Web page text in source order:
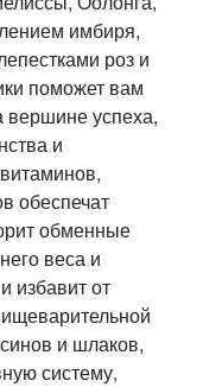
имбиря,
роз и
поможет вам
вершине успеха,
и
обеспечат
обменные
веса и
избавит от
и шлаков,
систему,